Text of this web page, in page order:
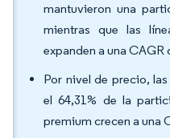
mantuvieron una
mientras que las
expanden a una CAGR
Por nivel de precio,
el 64,31% de la
premium crecen a una